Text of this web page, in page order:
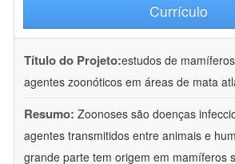
Currículo
Título do Projeto:estudos de
agentes zoonóticos em áreas de mata
Resumo: Zoonoses são doenças
agentes transmitidos entre animais e
grande parte tem origem em mamíferos